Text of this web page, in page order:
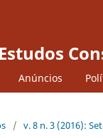
Anúncios
/ v. 8 n. 3 (2016):